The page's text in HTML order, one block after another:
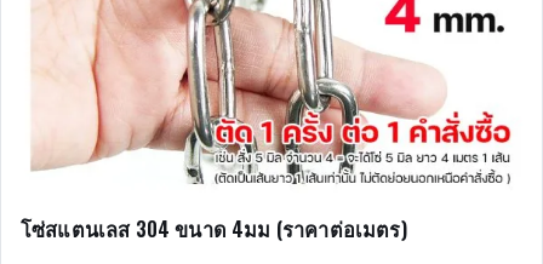
โซ่สแตนเลส 304 ขนาด 4มม (ราคาต่อเมตร)